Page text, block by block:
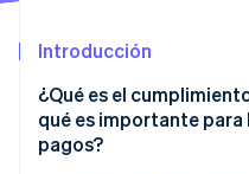
Sesiones de Stripe
Descubre cómo
Mirar ahora
Introducción
¿Qué es el
qué es importante para
pagos?